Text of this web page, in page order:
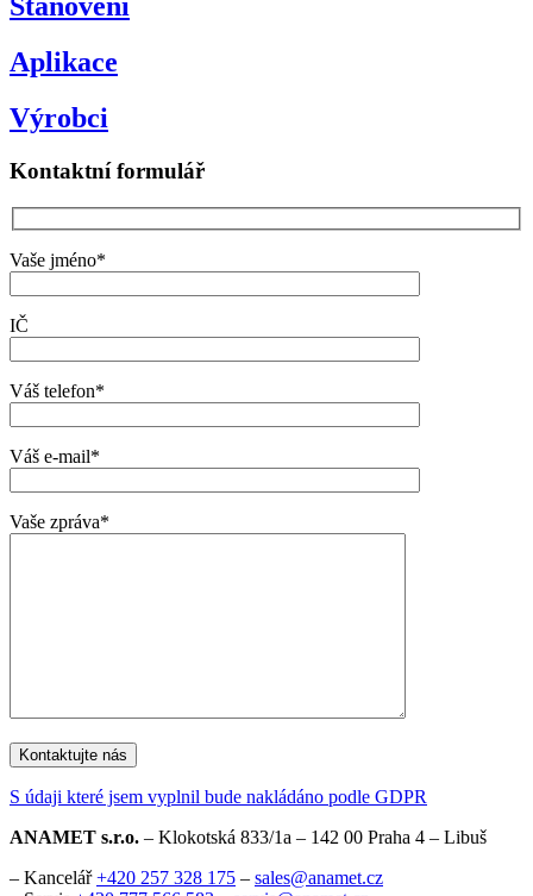
Stanovení
Aplikace
Výrobci
Kontaktní formulář
Vaše jméno*
IČ
Váš telefon*
Váš e-mail*
Vaše zpráva*
S údaji které jsem vyplnil bude nakládáno podle GDPR
ANAMET s.r.o. – Klokotská 833/1a – 142 00 Praha 4 – Libuš
– Kancelář+420 257 328 175 – sales@anamet.cz